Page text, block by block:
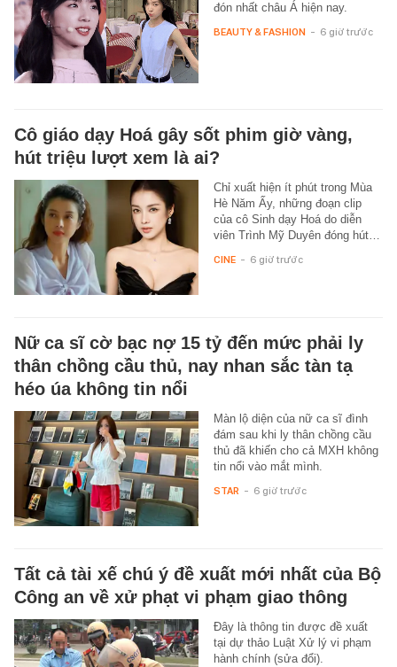
đón nhất châu Á hiện nay.
BEAUTY & FASHION - 6 giờ trước
Cô giáo dạy Hoá gây sốt phim giờ vàng,
hút triệu lượt xem là ai?
Chỉ xuất hiện ít phút trong Mùa
Hè Năm Ấy, những đoạn clip
của cô Sinh dạy Hoá do diễn
viên Trình Mỹ Duyên đóng hút…
CINE - 6 giờ trước
Nữ ca sĩ cờ bạc nợ 15 tỷ đến mức phải ly
thân chồng cầu thủ, nay nhan sắc tàn tạ
héo úa không tin nổi
Màn lộ diện của nữ ca sĩ đình
đám sau khi ly thân chồng cầu
thủ đã khiến cho cả MXH không
tin nổi vào mắt mình.
STAR - 6 giờ trước
Tất cả tài xế chú ý đề xuất mới nhất của Bộ
Công an về xử phạt vi phạm giao thông
Đây là thông tin được đề xuất
tại dự thảo Luật Xử lý vi phạm
hành chính (sửa đổi).